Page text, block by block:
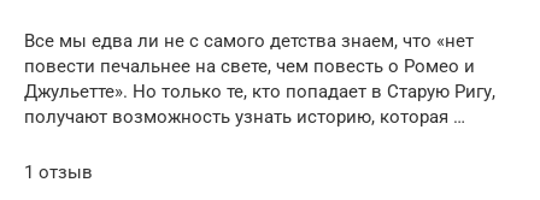
Все мы едва ли не с самого детства знаем, что «нет
повести печальнее на свете, чем повесть о Ромео и
Джульетте». Но только те, кто попадает в Старую Ригу,
получают возможность узнать историю, которая …
1 отзыв